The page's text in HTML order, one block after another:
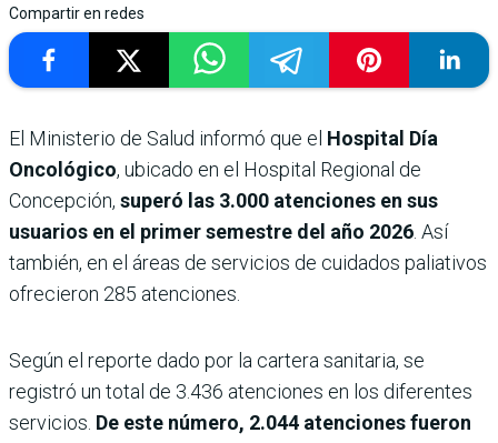
Compartir en redes
El Ministerio de Salud informó que el Hospital Día
Oncológico, ubicado en el Hospital Regional de
Concepción, superó las 3.000 atenciones en sus
usuarios en el primer semestre del año 2026. Así
también, en el áreas de servicios de cuidados paliativos
ofrecieron 285 atenciones.
Según el reporte dado por la cartera sanitaria, se
registró un total de 3.436 atenciones en los diferentes
servicios. De este número, 2.044 atenciones fueron